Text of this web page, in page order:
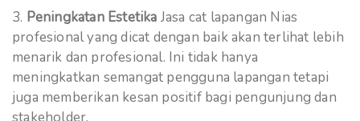
Peningkatan Estetika Jasa cat lapangan Nias
profesional yang dicat dengan baik akan terlihat lebih
menarik dan profesional. Ini tidak hanya
meningkatkan semangat pengguna lapangan tetapi
juga memberikan kesan positif bagi pengunjung dan